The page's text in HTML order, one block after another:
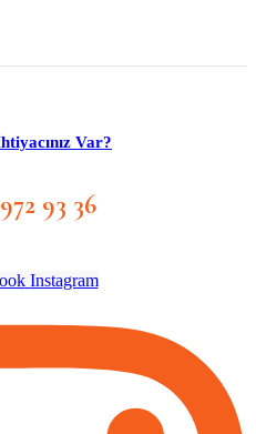
Var?
93 36
Instagram